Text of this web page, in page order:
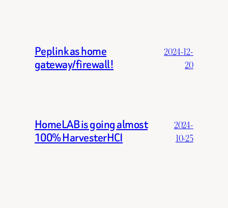
Peplink as home
gateway/firewall!
2024-12-
20
HomeLAB is going almost
100% HarvesterHCI
2024-
10-25